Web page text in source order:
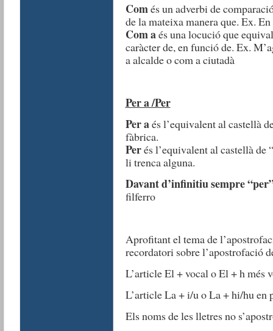
Comés un adverbi de
de la mateixa manera que. Ex.
Com aés una locució que
caràcter de, en funció de. Ex.
a alcalde o com a ciutadà
Per a /Per
Per aés l’equivalent al castellà
fàbrica.
Perés l’equivalent al castellà de
li trenca alguna.
Davant d’infinitiu sempre
filferro
Aprofitant el tema de
recordatori sobre l’apostrofació
L’article El + vocal o El + h més
L’article La + i/u o La + hi/hu en
Els noms de les lletres no